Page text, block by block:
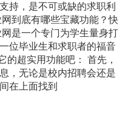
持，是不可或缺的求职利
到底有哪些宝藏功能？快
是一个专门为学生量身打
位毕业生和求职者的福音
的超实用功能吧： 首先，
，无论是校内招聘会还是
在上面找到